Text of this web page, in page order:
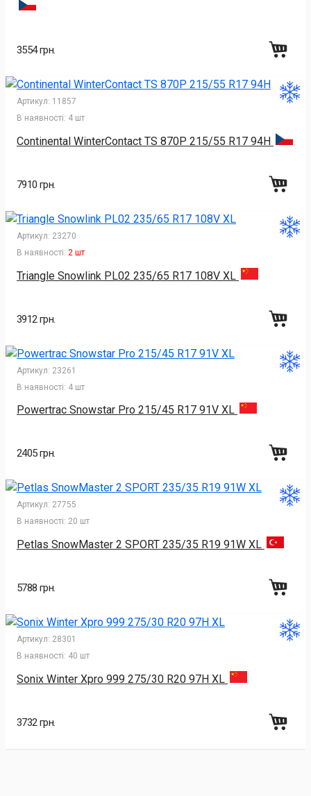
3554 грн.
Артикул: 11857
В наявності: 4 шт
Continental WinterContact TS 870P 215/55 R17 94H
7910 грн.
Артикул: 23270
В наявності: 2 шт
Triangle Snowlink PL02 235/65 R17 108V XL
3912 грн.
Артикул: 23261
В наявності: 4 шт
Powertrac Snowstar Pro 215/45 R17 91V XL
2405 грн.
Артикул: 27755
В наявності: 20 шт
Petlas SnowMaster 2 SPORT 235/35 R19 91W XL
5788 грн.
Артикул: 28301
В наявності: 40 шт
Sonix Winter Xpro 999 275/30 R20 97H XL
3732 грн.